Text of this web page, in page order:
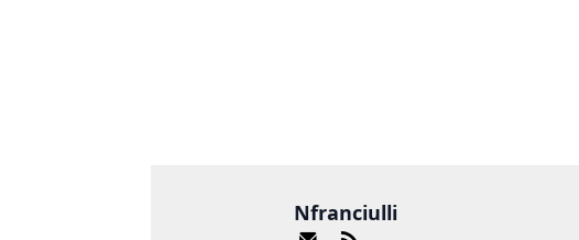
Nfranciulli